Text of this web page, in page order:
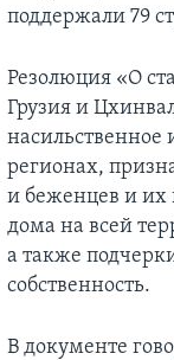
поддержали 79
Резолюция «О
Грузия и
насильственное
регионах,
и беженцев и их
дома на всей
а также
собственность.
В документе